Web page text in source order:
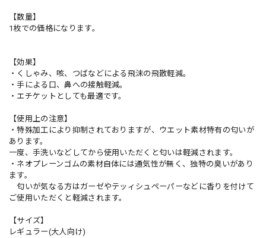
【数量】
1枚での価格になります。
【効果】
・くしゃみ、咳、つばなどによる飛沫の飛散軽減。
・手による口、鼻への接触軽減。
・エチケットとしても最適です。
【使用上の注意】
・特殊加工により抑制されておりますが、ウエット素材特有の匂いが
あります。
一度、手洗いなどしてから使用いただくと匂いは軽減されます。
・ネオプレーンゴムの素材自体には通気性が無く、独特の臭いがあり
ます。
匂いが気なる方はガーゼやテッィシュペーパーなどに香りを付けて
ご使用いただくと軽減されます。
【サイズ】
レギュラー(大人向け)